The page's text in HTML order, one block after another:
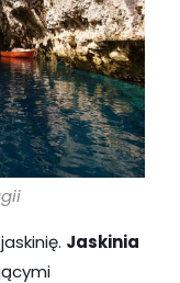
Jaskinia